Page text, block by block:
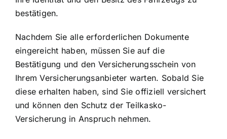
bestätigen.
Nachdem Sie alle erforderlichen Dokumente
eingereicht haben, müssen Sie auf die
Bestätigung und den Versicherungsschein von
Ihrem Versicherungsanbieter warten. Sobald Sie
diese erhalten haben, sind Sie offiziell versichert
und können den Schutz der Teilkasko-
Versicherung in Anspruch nehmen.